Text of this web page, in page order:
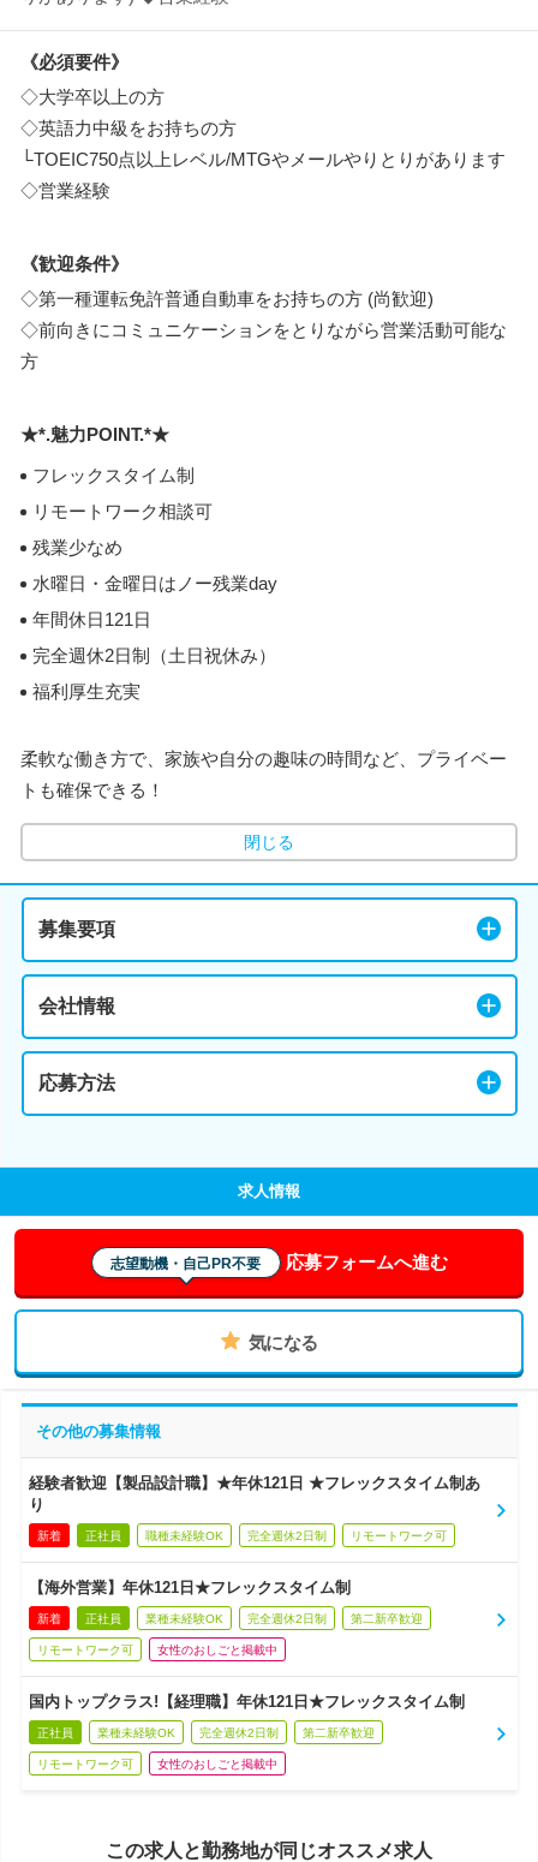
《必須要件》
◇大学卒以上の方
◇英語力中級をお持ちの方
└TOEIC750点以上レベル/MTGやメールやりとりがあります
◇営業経験
《歓迎条件》
◇第一種運転免許普通自動車をお持ちの方 (尚歓迎)
◇前向きにコミュニケーションをとりながら営業活動可能な
方
★*.魅力POINT.*★
フレックスタイム制
リモートワーク相談可
残業少なめ
水曜日・金曜日はノー残業day
年間休日121日
完全週休2日制（土日祝休み）
福利厚生充実
柔軟な働き方で、家族や自分の趣味の時間など、プライベー
トも確保できる！
閉じる
募集要項
会社情報
応募方法
求人情報
志望動機・自己PR不要 応募フォームへ進む
気になる
その他の募集情報
経験者歓迎【製品設計職】★年休121日 ★フレックスタイム制あ
り
新着 正社員 職種未経験OK 完全週休2日制 リモートワーク可
【海外営業】年休121日★フレックスタイム制
新着 正社員 業種未経験OK 完全週休2日制 第二新卒歓迎
リモートワーク可 女性のおしごと掲載中
国内トップクラス!【経理職】年休121日★フレックスタイム制
正社員 業種未経験OK 完全週休2日制 第二新卒歓迎
リモートワーク可 女性のおしごと掲載中
この求人と勤務地が同じオススメ求人